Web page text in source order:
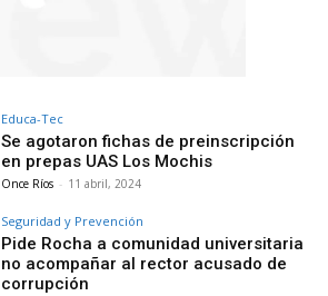
Educa-Tec
Se agotaron fichas de preinscripción
en prepas UAS Los Mochis
Once Ríos - 11 abril, 2024
Seguridad y Prevención
Pide Rocha a comunidad universitaria
no acompañar al rector acusado de
corrupción